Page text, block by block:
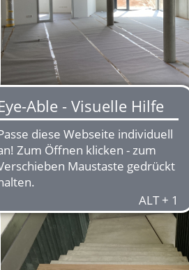
Sorgfältig wurde das neu verlegte Parkett
Auf einigen Treppenstufen fehlen
bis zum Umzug wirklich fertig wird.